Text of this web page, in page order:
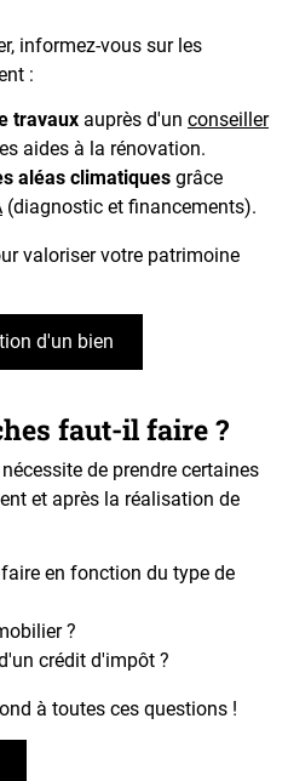
informez-vous sur les
:
travaux auprès d'un conseiller
aides à la rénovation.
aléas climatiques grâce
(diagnostic et financements).
valoriser votre patrimoine
d'un bien
faut-il faire ?
de prendre certaines
et après la réalisation de
en fonction du type de
?
crédit d'impôt ?
à toutes ces questions !